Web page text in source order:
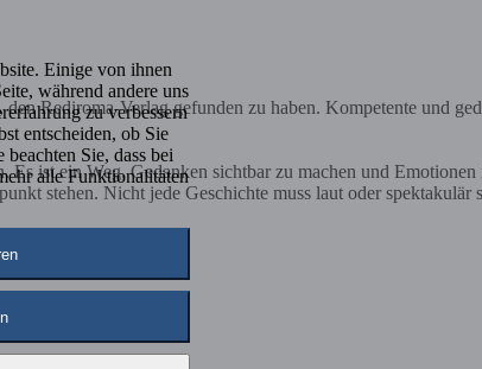
Rediroma-Verlag gefunden zu haben. Kompetente und
ist ein Weg, Gedanken sichtbar zu machen und
stehen. Nicht jede Geschichte muss laut oder spektakulär
Einige von ihnen
während andere uns
zu verbessern
entscheiden, ob Sie
Sie, dass bei
alle Funktionalitäten